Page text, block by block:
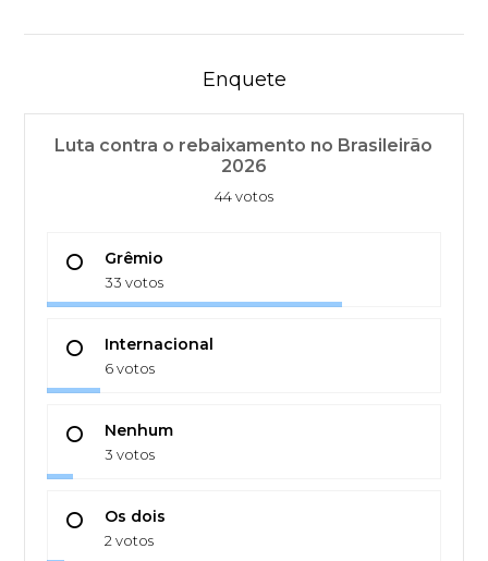
Enquete
Luta contra o rebaixamento no Brasileirão
2026
44 votos
Grêmio
33 votos
Internacional
6 votos
Nenhum
3 votos
Os dois
2 votos